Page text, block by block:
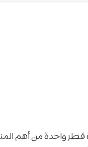
واحدة من أهم